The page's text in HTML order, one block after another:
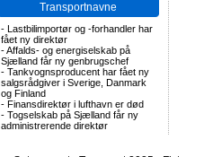
Transportnavne
- Lastbilimportør og -forhandler har
fået ny direktør
-Affalds- og energiselskab på
Sjælland får ny genbrugschef
- Tankvognsproducent har fået ny
salgsrådgiver i Sverige, Danmark
og Finland
- Finansdirektør i lufthavn er død
- Togselskab på Sjælland får ny
administrerende direktør